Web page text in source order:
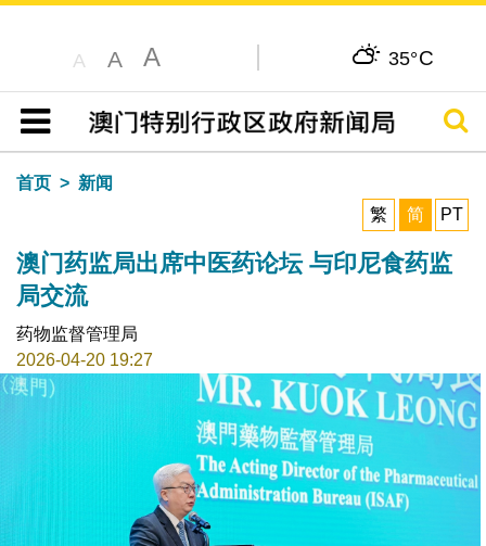
A A A 35°C
目录
搜寻
首页
新闻
繁
简 PT
澳门药监局出席中医药论坛 与印尼食药监
局交流
药物监督管理局
2026-04-20 19:27